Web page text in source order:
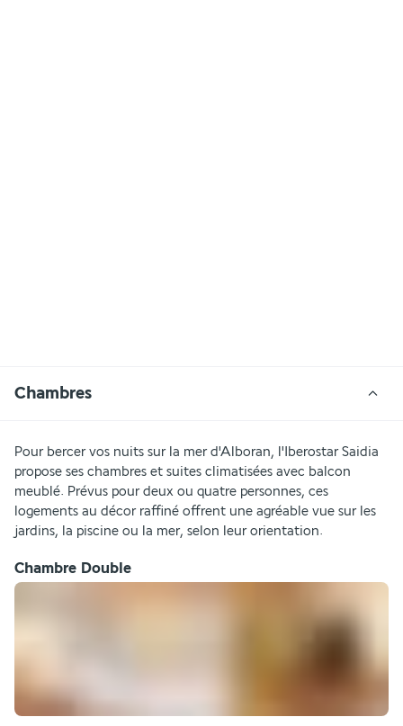
Chambres
Pour bercer vos nuits sur la mer d'Alboran, l'Iberostar Saidia
propose ses chambres et suites climatisées avec balcon
meublé. Prévus pour deux ou quatre personnes, ces
logements au décor raffiné offrent une agréable vue sur les
jardins, la piscine ou la mer, selon leur orientation.
Chambre Double